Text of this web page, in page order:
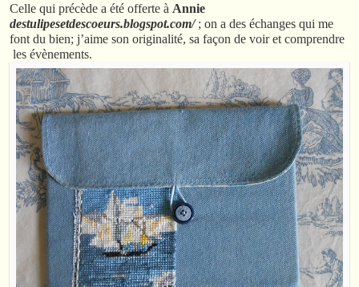
Celle qui précède a été offerte à Annie
destulipesetdescoeurs.blogspot.com/ ; on a des échanges qui me
font du bien; j’aime son originalité, sa façon de voir et comprendre
les évènements.